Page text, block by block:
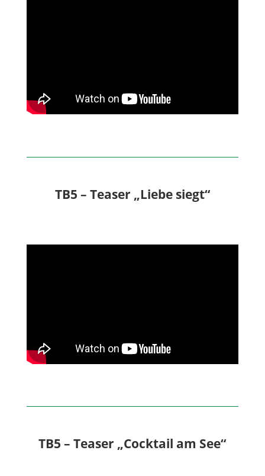
TB5 – Teaser „Liebe siegt“
TB5 – Teaser „Cocktail am See“